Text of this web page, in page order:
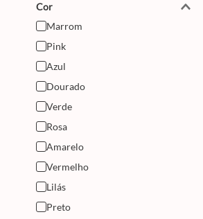
Cor
Marrom
Pink
Azul
Dourado
Verde
Rosa
Amarelo
Vermelho
Lilás
Preto